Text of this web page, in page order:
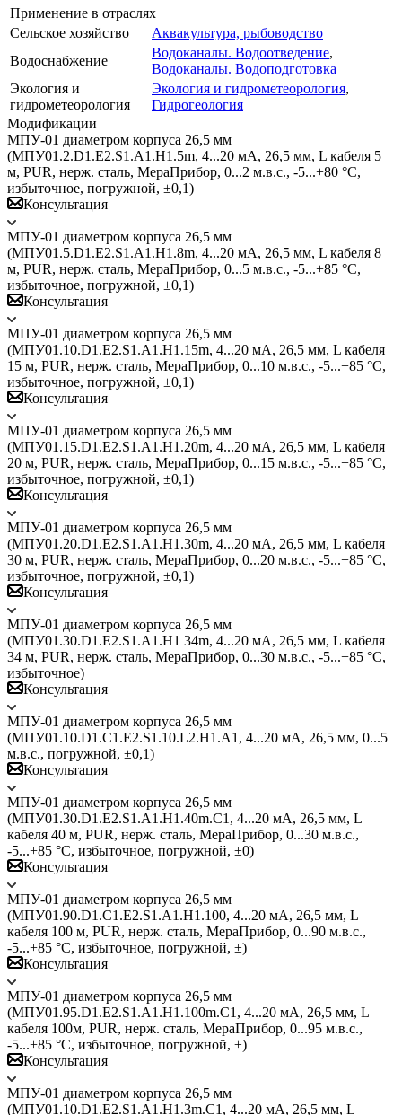
Применение в отраслях
Сельское хозяйство
Аквакультура, рыбоводство
Водоснабжение
Водоканалы. Водоотведение,
Водоканалы. Водоподготовка
Экология и
гидрометеорология
Экология и гидрометеорология,
Гидрогеология
Модификации
МПУ-01 диаметром корпуса 26,5 мм
(МПУ01.2.D1.E2.S1.А1.H1.5m, 4...20 мА, 26,5 мм, L кабеля 5
м, PUR, нерж. сталь, МераПрибор, 0...2 м.в.с., -5...+80 °C,
избыточное, погружной, ±0,1)
Консультация
МПУ-01 диаметром корпуса 26,5 мм
(МПУ01.5.D1.E2.S1.А1.H1.8m, 4...20 мА, 26,5 мм, L кабеля 8
м, PUR, нерж. сталь, МераПрибор, 0...5 м.в.с., -5...+85 °C,
избыточное, погружной, ±0,1)
Консультация
МПУ-01 диаметром корпуса 26,5 мм
(МПУ01.10.D1.E2.S1.А1.H1.15m, 4...20 мА, 26,5 мм, L кабеля
15 м, PUR, нерж. сталь, МераПрибор, 0...10 м.в.с., -5...+85 °C,
избыточное, погружной, ±0,1)
Консультация
МПУ-01 диаметром корпуса 26,5 мм
(МПУ01.15.D1.E2.S1.А1.H1.20m, 4...20 мА, 26,5 мм, L кабеля
20 м, PUR, нерж. сталь, МераПрибор, 0...15 м.в.с., -5...+85 °C,
избыточное, погружной, ±0,1)
Консультация
МПУ-01 диаметром корпуса 26,5 мм
(МПУ01.20.D1.E2.S1.А1.H1.30m, 4...20 мА, 26,5 мм, L кабеля
30 м, PUR, нерж. сталь, МераПрибор, 0...20 м.в.с., -5...+85 °C,
избыточное, погружной, ±0,1)
Консультация
МПУ-01 диаметром корпуса 26,5 мм
(МПУ01.30.D1.E2.S1.A1.H1 34m, 4...20 мА, 26,5 мм, L кабеля
34 м, PUR, нерж. сталь, МераПрибор, 0...30 м.в.с., -5...+85 °C,
избыточное)
Консультация
МПУ-01 диаметром корпуса 26,5 мм
(МПУ01.10.D1.C1.E2.S1.10.L2.H1.A1, 4...20 мА, 26,5 мм, 0...5
м.в.с., погружной, ±0,1)
Консультация
МПУ-01 диаметром корпуса 26,5 мм
(МПУ01.30.D1.E2.S1.A1.H1.40m.C1, 4...20 мА, 26,5 мм, L
кабеля 40 м, PUR, нерж. сталь, МераПрибор, 0...30 м.в.с.,
-5...+85 °C, избыточное, погружной, ±0)
Консультация
МПУ-01 диаметром корпуса 26,5 мм
(МПУ01.90.D1.С1.E2.S1.A1.H1.100, 4...20 мА, 26,5 мм, L
кабеля 100 м, PUR, нерж. сталь, МераПрибор, 0...90 м.в.с.,
-5...+85 °C, избыточное, погружной, ±)
Консультация
МПУ-01 диаметром корпуса 26,5 мм
(МПУ01.95.D1.E2.S1.A1.H1.100m.C1, 4...20 мА, 26,5 мм, L
кабеля 100м, PUR, нерж. сталь, МераПрибор, 0...95 м.в.с.,
-5...+85 °C, избыточное, погружной, ±)
Консультация
МПУ-01 диаметром корпуса 26,5 мм
(МПУ01.10.D1.E2.S1.A1.H1.3m.C1, 4...20 мА, 26,5 мм, L